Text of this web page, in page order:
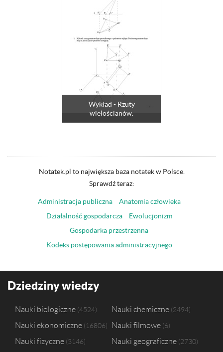
Wykład - Rzuty
wielościanów.
Notatek.pl to największa baza notatek w Polsce.
Sprawdź teraz:
Administracja publiczna
Anatomia człowieka
Działalność gospodarcza
Ewolucjonizm
Gospodarka przestrzenna
Kodeks postępowania administracyjnego
Dziedziny wiedzy
Nauki biologiczne 4524 Nauki chemiczne 2494
Nauki ekonomiczne 16806 Nauki filmowe 6
Nauki fizyczne 3146 Nauki geograficzne 2730